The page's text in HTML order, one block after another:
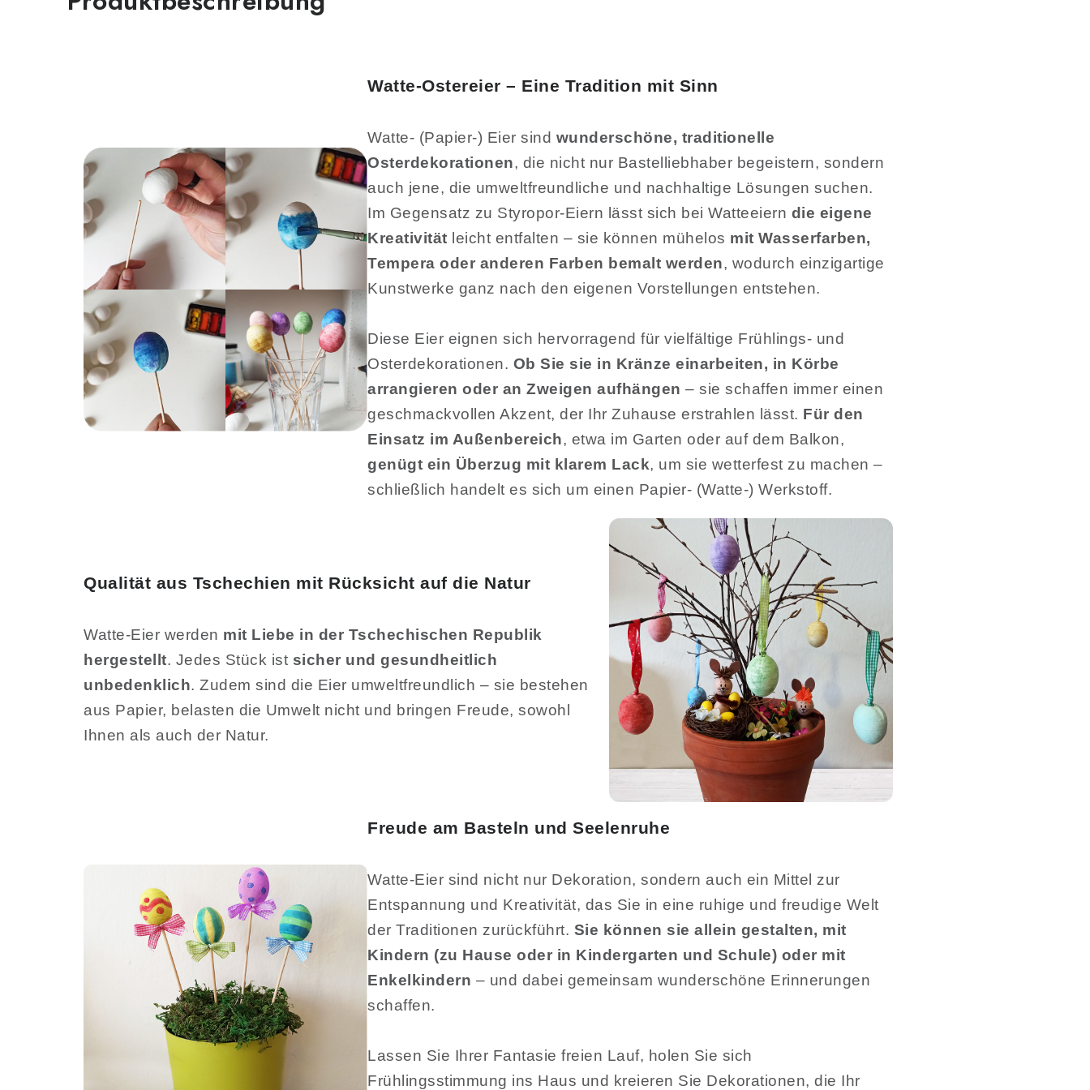
Watte-Ostereier – Eine Tradition mit Sinn
Watte- (Papier-) Eier sind wunderschöne, traditionelle
Osterdekorationen, die nicht nur Bastelliebhaber begeistern, sondern
auch jene, die umweltfreundliche und nachhaltige Lösungen suchen.
Im Gegensatz zu Styropor-Eiern lässt sich bei Watteeiern die eigene
Kreativität leicht entfalten – sie können mühelos mit Wasserfarben,
Tempera oder anderen Farben bemalt werden, wodurch einzigartige
Kunstwerke ganz nach den eigenen Vorstellungen entstehen.
Diese Eier eignen sich hervorragend für vielfältige Frühlings- und
Osterdekorationen. Ob Sie sie in Kränze einarbeiten, in Körbe
arrangieren oder an Zweigen aufhängen – sie schaffen immer einen
geschmackvollen Akzent, der Ihr Zuhause erstrahlen lässt. Für den
Einsatz im Außenbereich, etwa im Garten oder auf dem Balkon,
genügt ein Überzug mit klarem Lack, um sie wetterfest zu machen –
schließlich handelt es sich um einen Papier- (Watte-) Werkstoff.
Qualität aus Tschechien mit Rücksicht auf die Natur
Watte-Eier werden mit Liebe in der Tschechischen Republik
hergestellt. Jedes Stück ist sicher und gesundheitlich
unbedenklich. Zudem sind die Eier umweltfreundlich – sie bestehen
aus Papier, belasten die Umwelt nicht und bringen Freude, sowohl
Ihnen als auch der Natur.
Freude am Basteln und Seelenruhe
Watte-Eier sind nicht nur Dekoration, sondern auch ein Mittel zur
Entspannung und Kreativität, das Sie in eine ruhige und freudige Welt
der Traditionen zurückführt. Sie können sie allein gestalten, mit
Kindern (zu Hause oder in Kindergarten und Schule) oder mit
Enkelkindern – und dabei gemeinsam wunderschöne Erinnerungen
schaffen.
Lassen Sie Ihrer Fantasie freien Lauf, holen Sie sich
Frühlingsstimmung ins Haus und kreieren Sie Dekorationen, die Ihr